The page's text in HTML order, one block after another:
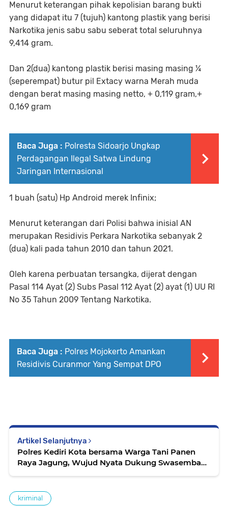
Menurut keterangan pihak kepolisian barang bukti
yang didapat itu 7 (tujuh) kantong plastik yang berisi
Narkotika jenis sabu sabu seberat total seluruhnya
9,414 gram.
Dan 2(dua) kantong plastik berisi masing masing ¼
(seperempat) butur pil Extacy warna Merah muda
dengan berat masing masing netto, + 0,119 gram,+
0,169 gram
Baca Juga : Polresta Sidoarjo Ungkap
Perdagangan Ilegal Satwa Lindung
Jaringan Internasional
1 buah (satu) Hp Android merek Infinix;
Menurut keterangan dari Polisi bahwa inisial AN
merupakan Residivis Perkara Narkotika sebanyak 2
(dua) kali pada tahun 2010 dan tahun 2021.
Oleh karena perbuatan tersangka, dijerat dengan
Pasal 114 Ayat (2) Subs Pasal 112 Ayat (2) ayat (1) UU RI
No 35 Tahun 2009 Tentang Narkotika.
Baca Juga : Polres Mojokerto Amankan
Residivis Curanmor Yang Sempat DPO
Artikel Selanjutnya
Polres Kediri Kota bersama Warga Tani Panen
Raya Jagung, Wujud Nyata Dukung Swasembada
kriminal